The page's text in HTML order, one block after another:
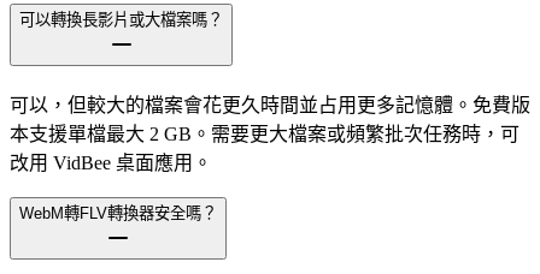
可以轉換長影片或大檔案嗎？
可以，但較大的檔案會花更久時間並占用更多記憶體。免費版
本支援單檔最大 2 GB。需要更大檔案或頻繁批次任務時，可
改用 VidBee 桌面應用。
WebM轉FLV轉換器安全嗎？